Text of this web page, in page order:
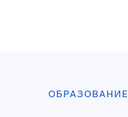
ОБРАЗОВАНИЕ